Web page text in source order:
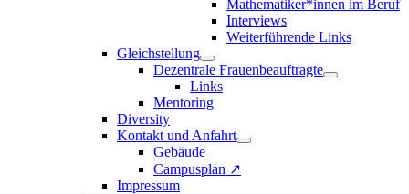
Mathematiker*innen im Beruf
Interviews
Weiterführende Links
Gleichstellung
Dezentrale Frauenbeauftragte
Links
Mentoring
Diversity
Kontakt und Anfahrt
Gebäude
Campusplan ↗
Impressum